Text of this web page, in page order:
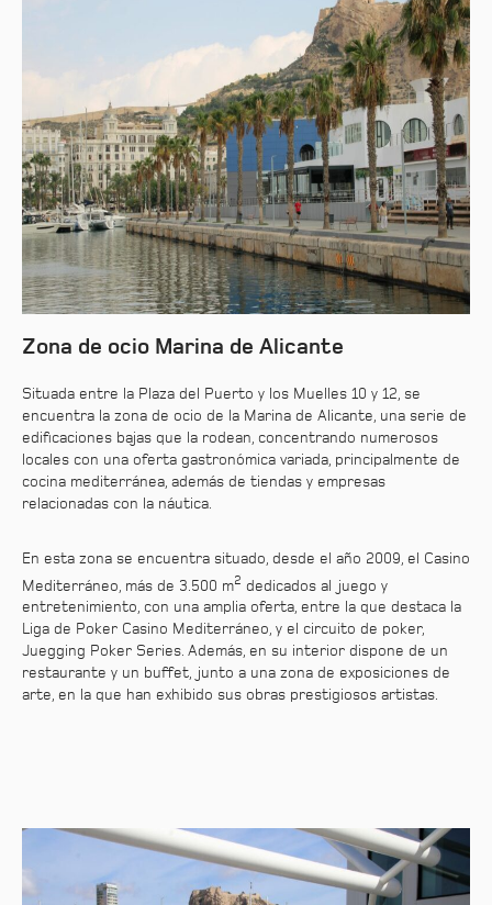
Zona de ocio Marina de Alicante
Situada entre la Plaza del Puerto y los Muelles 10 y 12, se
encuentra la zona de ocio de la Marina de Alicante, una serie de
edificaciones bajas que la rodean, concentrando numerosos
locales con una oferta gastronómica variada, principalmente de
cocina mediterránea, además de tiendas y empresas
relacionadas con la náutica.
En esta zona se encuentra situado, desde el año 2009, el Casino
Mediterráneo, más de 3.500 m2 dedicados al juego y
entretenimiento, con una amplia oferta, entre la que destaca la
Liga de Poker Casino Mediterráneo, y el circuito de poker,
Juegging Poker Series. Además, en su interior dispone de un
restaurante y un buffet, junto a una zona de exposiciones de
arte, en la que han exhibido sus obras prestigiosos artistas.